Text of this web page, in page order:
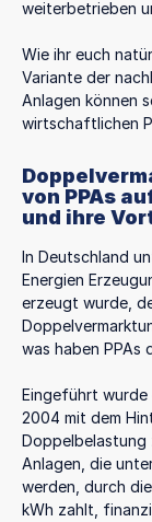
weiterbetrieben
Wie ihr euch
Variante der
Anlagen können
wirtschaftlichen
von PPAs
und ihre
In Deutschland
Energien
erzeugt wurde,
was haben PPAs
Eingeführt
2004 mit dem
Doppelbelastung
Anlagen, die
werden, durch
kWh zahlt,